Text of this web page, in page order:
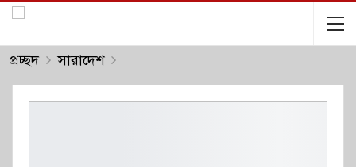
প্রচ্ছদ সারাদেশ